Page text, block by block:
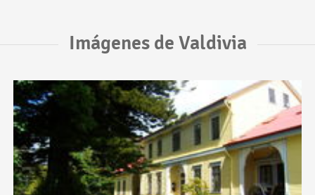
Imágenes de Valdivia